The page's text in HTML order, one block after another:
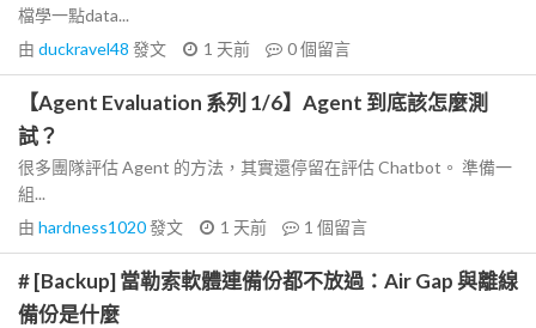
檔學一點data...
由 duckravel48 發文 1 天前 0個留言
【Agent Evaluation 系列 1/6】Agent 到底該怎麼測
試？
很多團隊評估 Agent 的方法，其實還停留在評估 Chatbot。 準備一
組...
由 hardness1020發文 1 天前 1 個留言
# [Backup] 當勒索軟體連備份都不放過：Air Gap 與離線
備份是什麼